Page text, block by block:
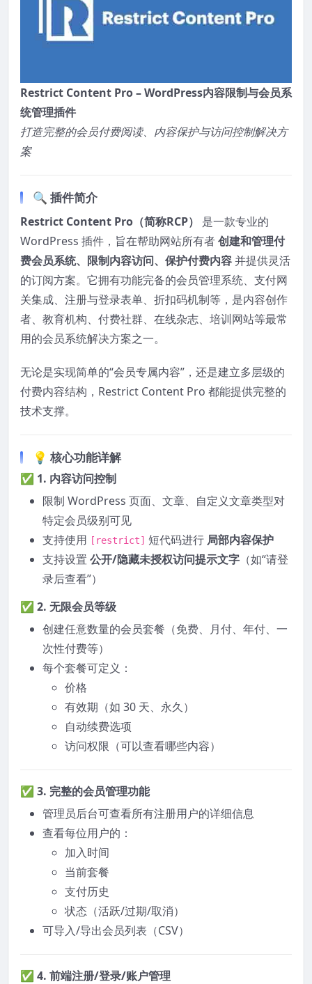
Restrict Content Pro – WordPress内容限制与会员系
统管理插件
打造完整的会员付费阅读、内容保护与访问控制解决方
案
🔍 插件简介
Restrict Content Pro（简称RCP）
是一款专业的
WordPress 插件，旨在帮助网站所有者创建和管理付
费会员系统、限制内容访问、保护付费内容并提供灵活
的订阅方案。它拥有功能完备的会员管理系统、支付网
关集成、注册与登录表单、折扣码机制等，是内容创作
者、教育机构、付费社群、在线杂志、培训网站等最常
用的会员系统解决方案之一。
无论是实现简单的“会员专属内容”，还是建立多层级的
付费内容结构，Restrict Content Pro 都能提供完整的
技术支撑。
💡 核心功能详解
✅ 1. 内容访问控制
限制 WordPress 页面、文章、自定义文章类型对
特定会员级别可见
支持使用 [restrict] 短代码进行 局部内容保护
支持设置 公开/隐藏未授权访问提示文字 （如“请登
录后查看”）
✅ 2. 无限会员等级
创建任意数量的会员套餐（免费、月付、年付、一
次性付费等）
每个套餐可定义：
价格
有效期（如 30 天、永久）
自动续费选项
访问权限（可以查看哪些内容）
✅ 3. 完整的会员管理功能
管理员后台可查看所有注册用户的详细信息
查看每位用户的：
加入时间
当前套餐
支付历史
状态（活跃/过期/取消）
可导入/导出会员列表（CSV）
✅ 4. 前端注册/登录/账户管理